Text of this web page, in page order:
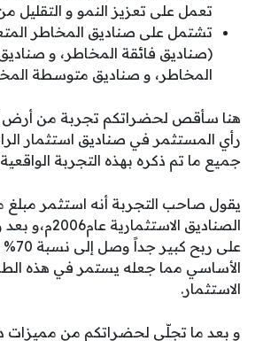
تعمل على تعزيز النمو و التقليل
تشتمل على صناديق المخاطر
(صناديق فائقة المخاطر، و
المخاطر، و صناديق متوسطة
هنا سأقص لحضراتكم تجربة من أرض
رأي المستثمر في صناديق استثمار
جميع ما تم ذكره بهذه التجربة
يقول صاحب التجربة أنه استثمر مبلغ
الصناديق
على
الأساسي مما جعله يستمر في هذه
الاستثمار.
و بعد ما تجلّى لحضراتكم من مميزات